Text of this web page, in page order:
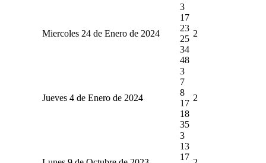
Miercoles 24 de Enero de 2024
3
17
23
25
34
48
2
Jueves 4 de Enero de 2024
3
7
8
17
18
35
2
3
13
17